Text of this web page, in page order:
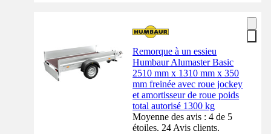
Remorque à un essieu
Humbaur Alumaster Basic
2510 mm x 1310 mm x 350
mm freinée avec roue jockey
et amortisseur de roue poids
total autorisé 1300 kg
Moyenne des avis : 4 de 5
étoiles. 24 Avis clients.